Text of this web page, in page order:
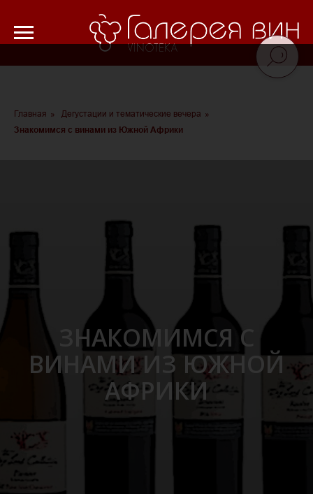
Главная » Дегустации и тематические вечера »
Знакомимся с винами из Южной Африки
ЗНАКОМИМСЯ С
ВИНАМИ ИЗ ЮЖНОЙ
АФРИКИ